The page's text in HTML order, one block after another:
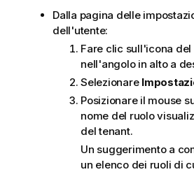
Dalla pagina delle
dell'utente:
Fare clic sull'icona
nell'angolo in alto a
Selezionare
Posizionare il mouse
nome del ruolo
del tenant.
Un suggerimento a
un elenco dei ruoli di